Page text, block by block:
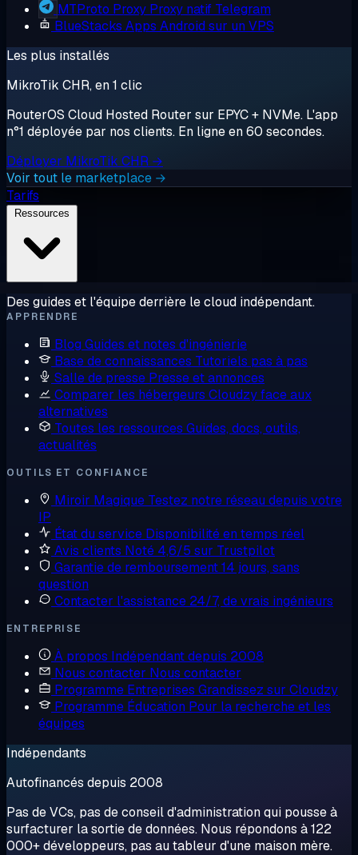
MTProto Proxy Proxy natif Telegram
BlueStacks Apps Android sur un VPS
Les plus installés
MikroTik CHR, en 1 clic
RouterOS Cloud Hosted Router sur EPYC + NVMe. L'app
n°1 déployée par nos clients. En ligne en 60 secondes.
Déployer MikroTik CHR →
Voir tout le marketplace →
Tarifs
Des guides et l'équipe derrière le cloud indépendant.
APPRENDRE
Blog Guides et notes d'ingénierie
Base de connaissances Tutoriels pas à pas
Salle de presse Presse et annonces
Comparer les hébergeurs Cloudzy face aux
alternatives
Toutes les ressources Guides, docs, outils,
actualités
OUTILS ET CONFIANCE
Miroir Magique Testez notre réseau depuis votre
IP
État du service Disponibilité en temps réel
Avis clients Noté 4,6/5 sur Trustpilot
Garantie de remboursement14 jours, sans
question
Contacter l'assistance 24/7, de vrais ingénieurs
ENTREPRISE
À propos Indépendant depuis 2008
Nous contacter Nous contacter
Programme Entreprises Grandissez sur Cloudzy
Programme Éducation Pour la recherche et les
équipes
Indépendants
Autofinancés depuis 2008
Pas de VCs, pas de conseil d'administration qui pousse à
surfacturer la sortie de données. Nous répondons à 122
000+ développeurs, pas au tableur d'une maison mère.